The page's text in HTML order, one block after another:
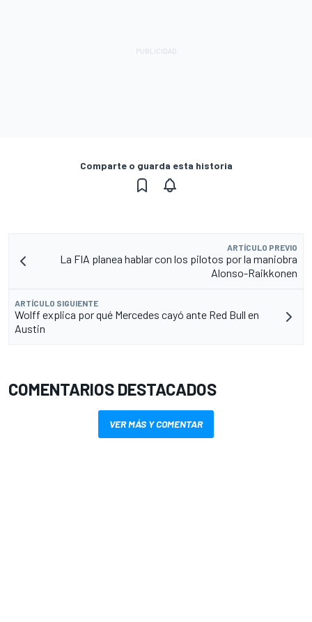
Comparte o guarda esta historia
ARTÍCULO PREVIO
La FIA planea hablar con los pilotos por la maniobra
Alonso-Raikkonen
ARTÍCULO SIGUIENTE
Wolff explica por qué Mercedes cayó ante Red Bull en
Austin
COMENTARIOS DESTACADOS
VER MÁS Y COMENTAR